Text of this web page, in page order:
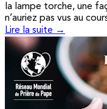
la lampe torche, une
n’auriez pas vus au
Lire la suite →